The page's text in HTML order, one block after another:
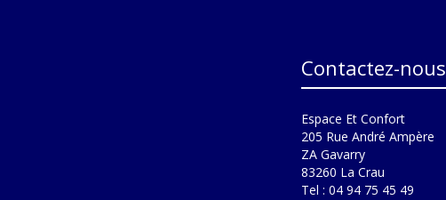
Contactez-nous
Espace Et Confort
205 Rue André Ampère
ZA Gavarry
83260 La Crau
Tel : 04 94 75 45 49